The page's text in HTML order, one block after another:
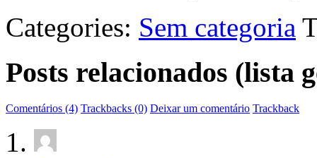
Categories: Sem categoria
Posts relacionados (lista
Comentários (4) Trackbacks (0) Deixar um comentário Trackback